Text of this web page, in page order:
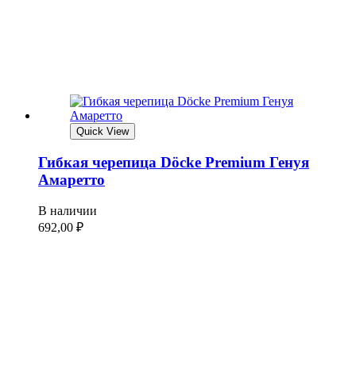
Quick View
Гибкая черепица Döcke Premium Генуя
Амаретто
В наличии
692,00 ₽